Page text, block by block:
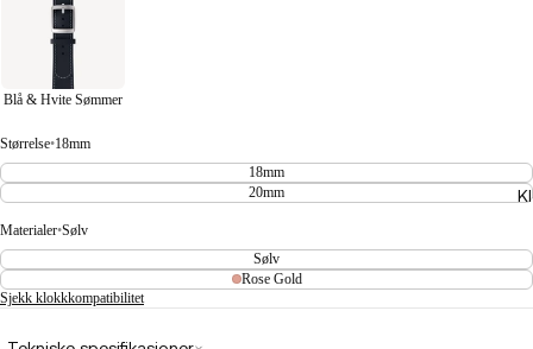
Blå & Hvite Sømmer
Størrelse•18mm
18mm
20mm
Materialer•Sølv
Sølv
Rose Gold
Sjekk klokkkompatibilitet